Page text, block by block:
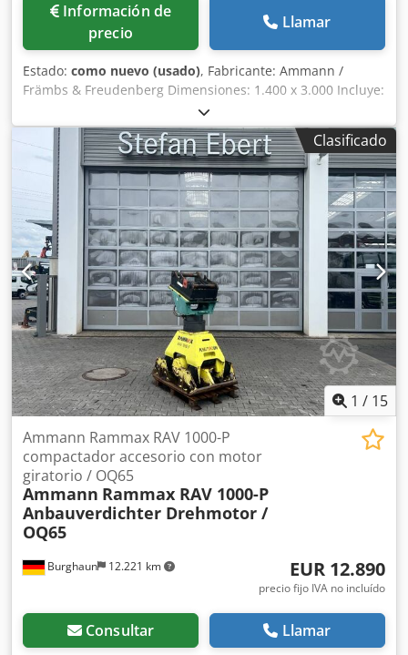
Información de
precio
Llamar
Estado: como nuevo (usado), Fabricante: Ammann /
Främbs & Freudenberg Dimensiones: 1.400 x 3.000 Incluye:
– Sistema de transmisión Dkedpsg Snutofx Ak Uor –
Árboles de transmisión – Elementos de suspensión La
máquina de cribado ha sido reacondicionada, granallada y
pintada.
Clasificado
1 / 15
Burghaun 12.221 km
Ammann Rammax RAV 1000-P
compactador accesorio con motor
giratorio / OQ65
Ammann Rammax RAV 1000-P
Anbauverdichter Drehmotor /
OQ65
EUR 12.890
precio fijo IVA no incluído
Consultar Llamar